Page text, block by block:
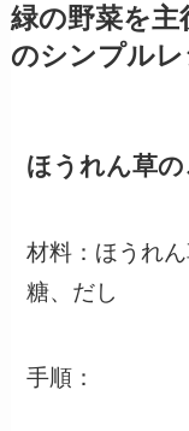
緑の野菜を
のシンプル
ほうれん草の
材料：ほうれ
糖、だし
手順：